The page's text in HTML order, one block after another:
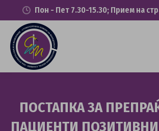
Пон - Пет 7.30-15.30; Прием на
ПОСТАПКА ЗА
ПАЦИЕНТИ ПОЗИТИВНИ